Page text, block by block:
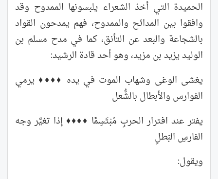
الحميدة التي أخذ الشعراء يلبسونها الممدوح وقد
وافقوا بين المدائح والممدوح، فهم يمدحون القواد
بالشجاعة والبعد عن التأنق، كما في مدح مسلم بن
الوليد يزيد بن مزيد، وهو أحد قادة الرشيد:
يغشى الوغى وشهاب الموت في يده ♦♦♦♦ يرمي
الفوارس والأبطال بالشُّعل
يفتر عند افترار الحربِ مُبْتَسِمًا ♦♦♦♦ إذا تغيَّر وجه
الفارسِ البَطلِ
ويقول: